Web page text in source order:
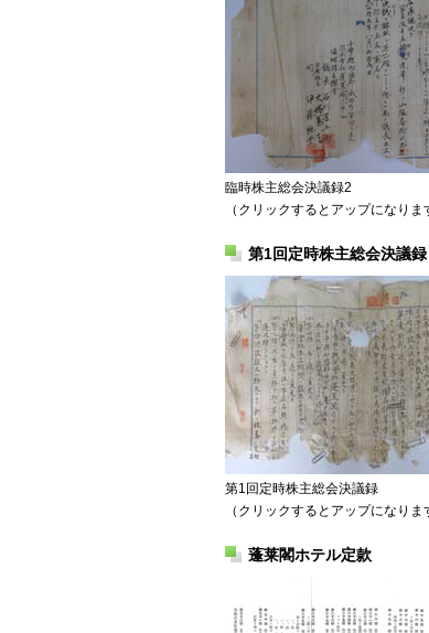
臨時株主総会決議録2
（クリックするとアップになりま
第1回定時株主総会決議
第1回定時株主総会決議録
（クリックするとアップになりま
蓬莱閣ホテル定款